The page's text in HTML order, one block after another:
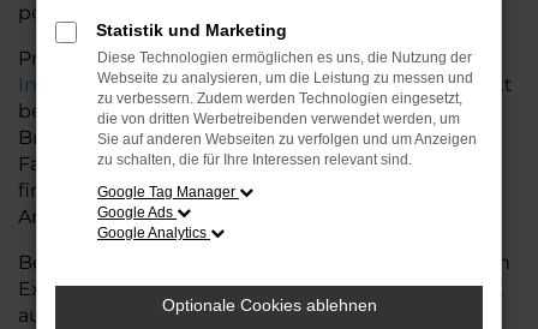
perfekt zu Ihrem Budget und Bedarf passen.
Profitieren Sie von zusätzlichen Services wie
Inzahlungnahme,Wartung und Reparaturendirekt
bei Ihrem Audi Autohaus in der Nähe von
Bremervörde. Mit unserer großen Auswahl an
Fahrzeugen und der professionellen Beratung
finden Sie bei uns das Fahrzeug, das Ihre
Ansprüche erfüllt.
Besuchen Sie uns und lassen Sie sich von unserem
Expertenteam beraten – der Audi A6 e-tron wartet
auf Sie!
Statistik und Marketing
Diese Technologien ermöglichen es uns, die Nutzung der
Webseite zu analysieren, um die Leistung zu messen und
zu verbessern. Zudem werden Technologien eingesetzt,
die von dritten Werbetreibenden verwendet werden, um
Sie auf anderen Webseiten zu verfolgen und um Anzeigen
zu schalten, die für Ihre Interessen relevant sind.
Google Tag Manager
Google Ads
Google Analytics
Optionale Cookies ablehnen